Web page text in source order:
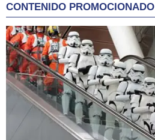
CONTENIDO PROMOCIONADO